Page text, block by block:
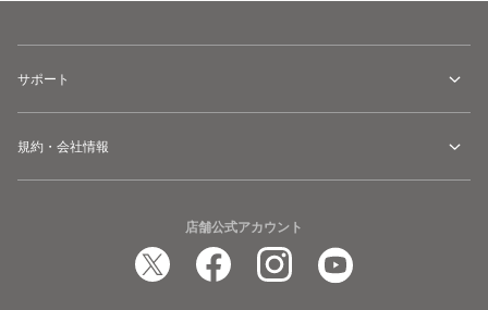
サポート
規約・会社情報
店舗公式アカウント